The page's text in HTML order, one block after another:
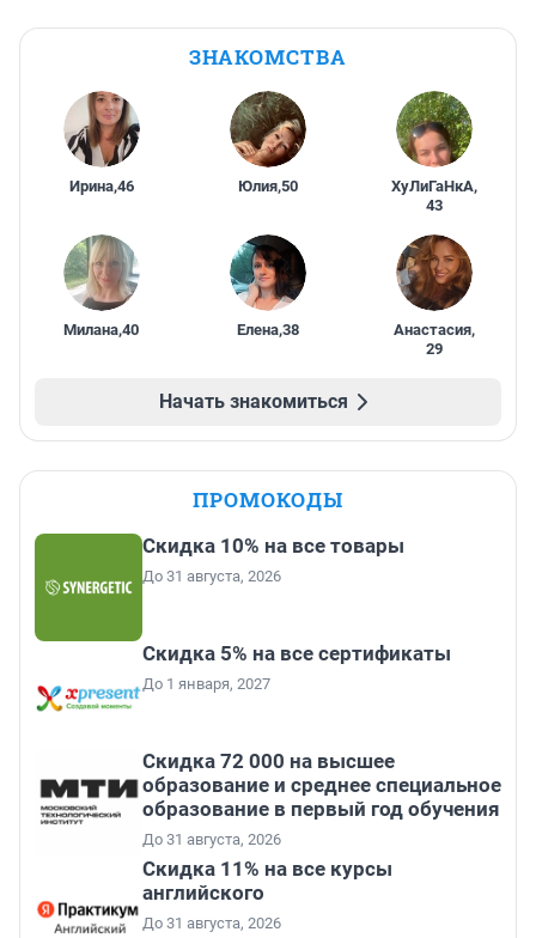
ЗНАКОМСТВА
Ирина,46 Юлия,50 ХуЛиГаНкА,
43
Милана,40 Елена,38 Анастасия,
29
Начать знакомиться
ПРОМОКОДЫ
Скидка 10% на все товары
До 31 августа, 2026
Скидка 5% на все сертификаты
До 1 января, 2027
Скидка 72 000 на высшее
образование и среднее специальное
образование в первый год обучения
До 31 августа, 2026
Скидка 11% на все курсы
английского
До 31 августа, 2026